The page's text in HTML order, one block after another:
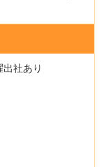
社あり